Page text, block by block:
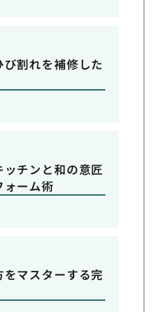
割れを補修した
チンと和の意匠
ォーム術
マスターする完